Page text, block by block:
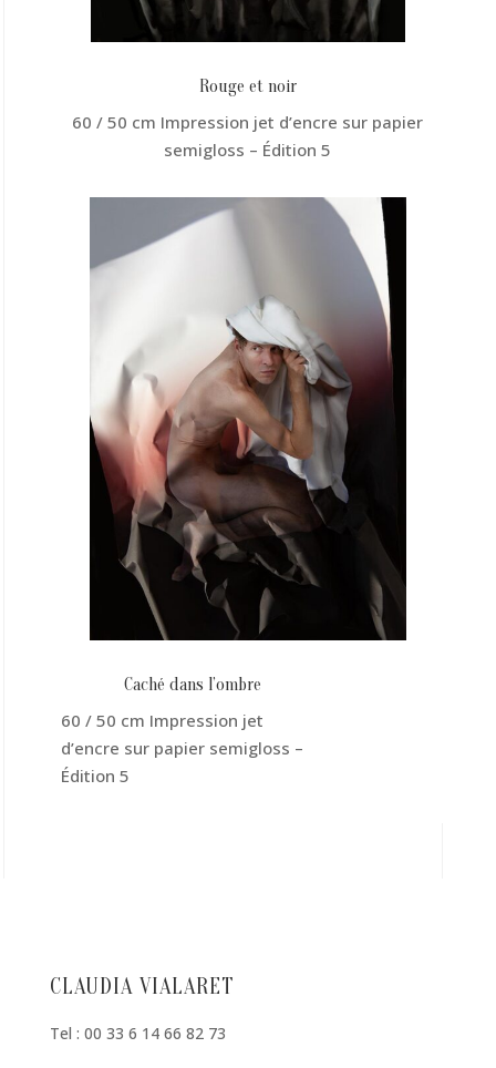
Rouge et noir
60 / 50 cm Impression jet d’encre sur papier
semigloss – Édition 5
Caché dans l’ombre
60 / 50 cm Impression jet
d’encre sur papier semigloss –
Édition 5
CLAUDIA VIALARET
Tel : 00 33 6 14 66 82 73